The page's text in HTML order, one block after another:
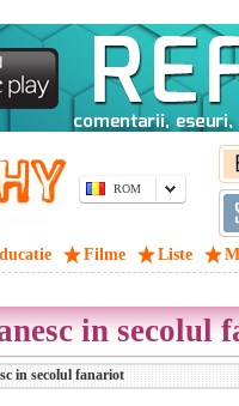
ROM
Filme Liste
in secolul
in secolul fanariot